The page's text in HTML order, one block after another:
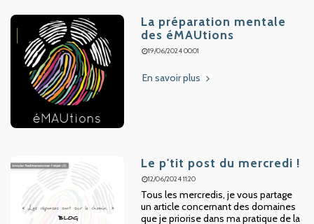
La préparation mentale
des éMAUtions
19/06/2024 00:01
En savoir plus
Le p'tit post du mercredi !
12/06/2024 11:20
Tous les mercredis, je vous partage
un article concernant des domaines
que je priorise dans ma pratique de la